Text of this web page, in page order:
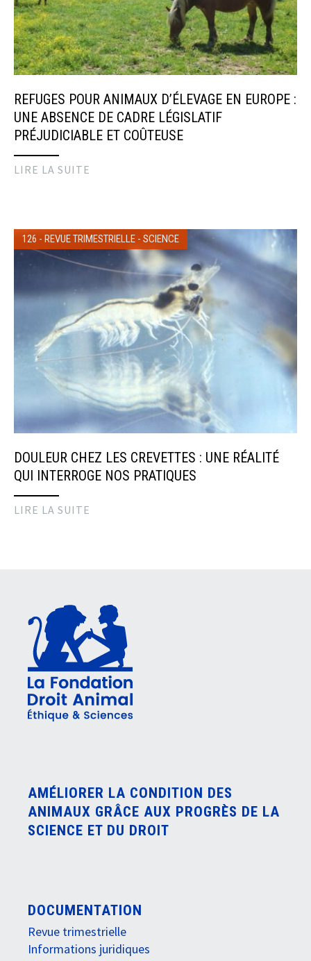
REFUGES POUR ANIMAUX D’ÉLEVAGE EN EUROPE :
UNE ABSENCE DE CADRE LÉGISLATIF
PRÉJUDICIABLE ET COÛTEUSE
LIRE LA SUITE
126 - REVUE TRIMESTRIELLE - SCIENCE
DOULEUR CHEZ LES CREVETTES : UNE RÉALITÉ
QUI INTERROGE NOS PRATIQUES
LIRE LA SUITE
AMÉLIORER LA CONDITION DES
ANIMAUX GRÂCE AUX PROGRÈS DE LA
SCIENCE ET DU DROIT
DOCUMENTATION
Revue trimestrielle
Informations juridiques